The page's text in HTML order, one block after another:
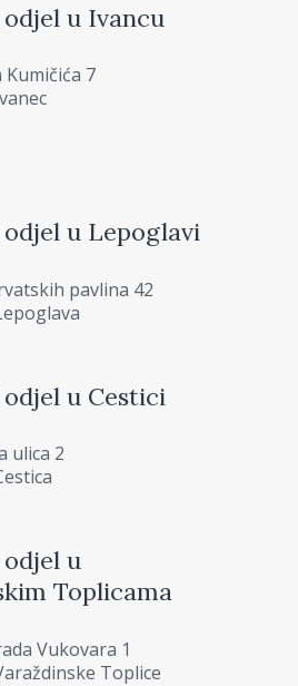
u Ivancu
Kumičića 7
u Lepoglavi
pavlina 42
u Cestici
ulica 2
u
Toplicama
Vukovara 1
Toplice